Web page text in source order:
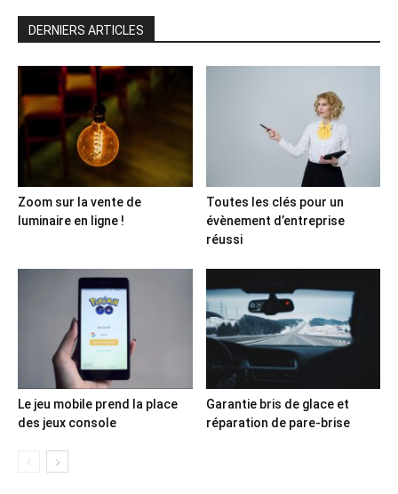
DERNIERS ARTICLES
Zoom sur la vente de
luminaire en ligne !
Toutes les clés pour un
évènement d’entreprise
réussi
Le jeu mobile prend la place
des jeux console
Garantie bris de glace et
réparation de pare-brise